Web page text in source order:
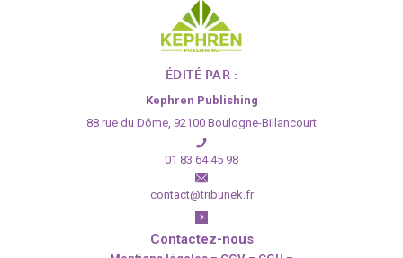
Inscrivez-vous gratuitement ou connectez-vous
pour pouvoir accéder à l'article dans son intégralité
S'inscrire› Se connecter
ÉDITÉ PAR :
Kephren Publishing
88 rue du Dôme, 92100 Boulogne-Billancourt
01 83 64 45 98
contact@tribunek.fr
Contactez-nous